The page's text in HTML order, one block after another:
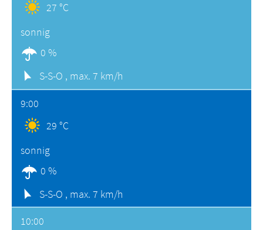
27 °C
sonnig
0 %
S-S-O , max. 7 km/h
9:00
29 °C
sonnig
0 %
S-S-O , max. 7 km/h
10:00